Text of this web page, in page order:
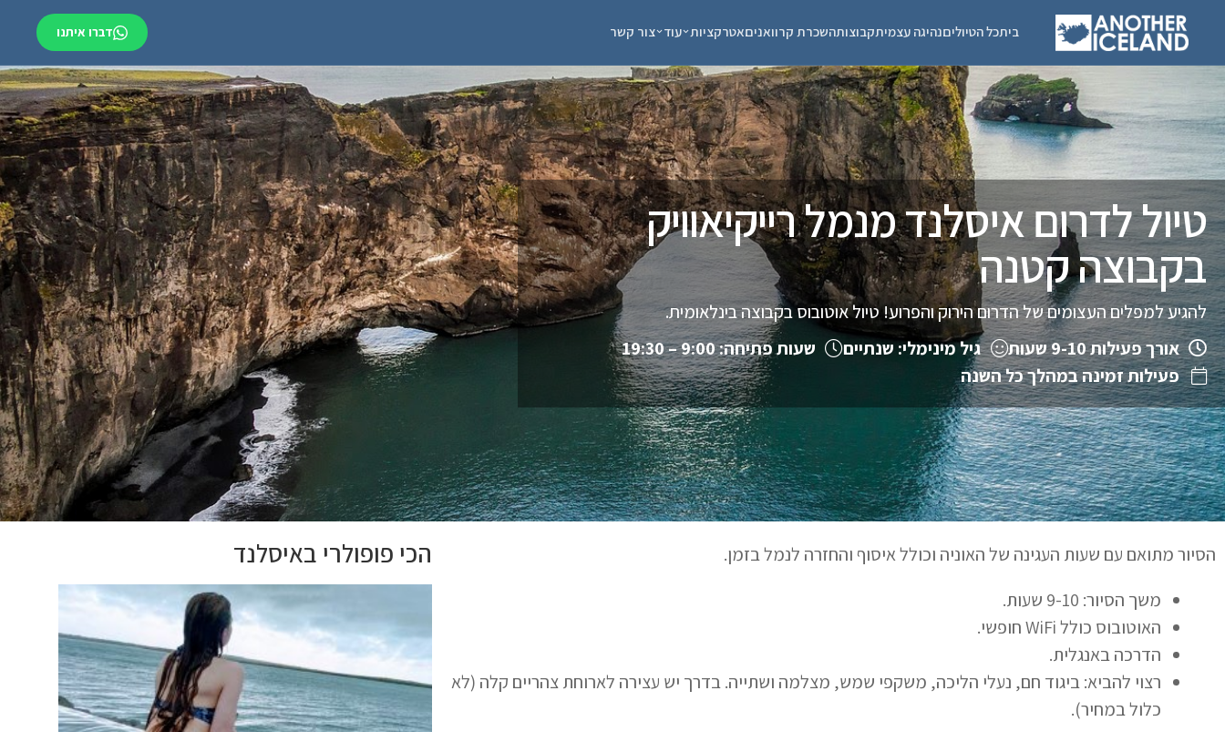
ביתכל הטיוליםנהיגה עצמיתקבוצותהשכרת קרוואניםאטרקציות עוד צור קשר דברו איתנו
טיול לדרום איסלנד מנמל רייקיאוויק
בקבוצה קטנה
להגיע למפלים העצומים של הדרום הירוק והפרוע! טיול אוטובוס בקבוצה בינלאומית.
אורך פעילות 9-10 שעות
גיל מינימלי: שנתיים
שעות פתיחה: 9:00 – 19:30
פעילות זמינה במהלך כל השנה
הסיור מתואם עם שעות העגינה של האוניה וכולל איסוף והחזרה לנמל בזמן.
משך הסיור: 9-10 שעות.
האוטובוס כולל WiFi חופשי.
הדרכה באנגלית.
רצוי להביא: ביגוד חם, נעלי הליכה, משקפי שמש, מצלמה ושתייה. בדרך יש עצירה לארוחת צהריים קלה (לא
כלול במחיר).
הכי פופולרי באיסלנד